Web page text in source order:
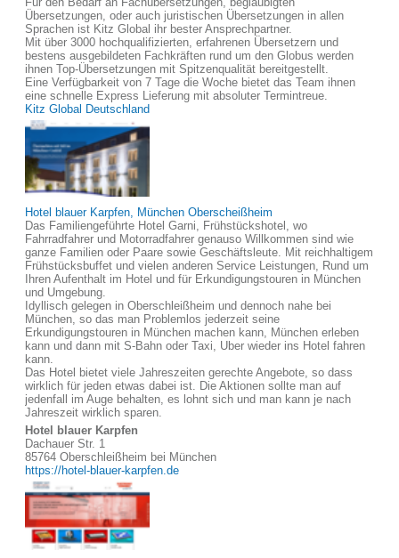
Übersetzungen, oder auch juristischen Übersetzungen in allen
Sprachen ist Kitz Global ihr bester Ansprechpartner.
Mit über 3000 hochqualifizierten, erfahrenen Übersetzern und
bestens ausgebildeten Fachkräften rund um den Globus werden
ihnen Top-Übersetzungen mit Spitzenqualität bereitgestellt.
Eine Verfügbarkeit von 7 Tage die Woche bietet das Team ihnen
eine schnelle Express Lieferung mit absoluter Termintreue.
Kitz Global Deutschland
Hotel blauer Karpfen, München Oberscheißheim
Das Familiengeführte Hotel Garni, Frühstückshotel, wo
Fahrradfahrer und Motorradfahrer genauso Willkommen sind wie
ganze Familien oder Paare sowie Geschäftsleute. Mit reichhaltigem
Frühstücksbuffet und vielen anderen Service Leistungen, Rund um
Ihren Aufenthalt im Hotel und für Erkundigungstouren in München
und Umgebung.
Idyllisch gelegen in Oberschleißheim und dennoch nahe bei
München, so das man Problemlos jederzeit seine
Erkundigungstouren in München machen kann, München erleben
kann und dann mit S-Bahn oder Taxi, Uber wieder ins Hotel fahren
kann.
Das Hotel bietet viele Jahreszeiten gerechte Angebote, so dass
wirklich für jeden etwas dabei ist. Die Aktionen sollte man auf
jedenfall im Auge behalten, es lohnt sich und man kann je nach
Jahreszeit wirklich sparen.
Hotel blauer Karpfen
Dachauer Str. 1
85764 Oberschleißheim bei München
https://hotel-blauer-karpfen.de